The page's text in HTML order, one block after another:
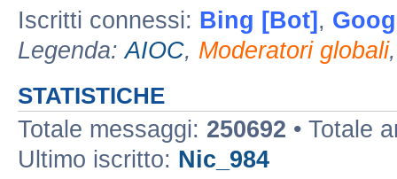
Iscritti connessi: Bing [Bot] ,
Legenda:AIOC, Moderatori globali
STATISTICHE
Totale messaggi: 250692 • Totale
Ultimo iscritto: Nic_984